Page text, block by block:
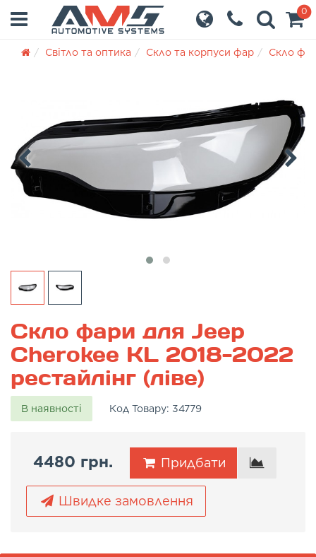
0
Світло та оптика Скло та корпуси фар Скло
Скло фари для Jeep
Cherokee KL 2018-2022
рестайлінг (ліве)
В наявності Код Товару: 34779
4480 грн. Придбати
Швидке замовлення